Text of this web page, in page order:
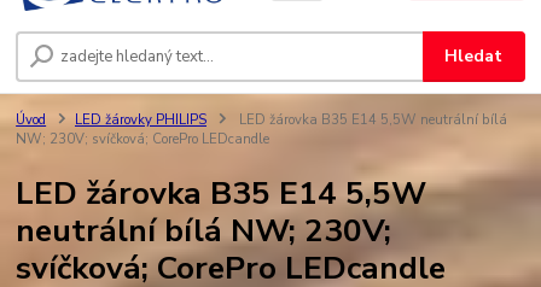
Hledat
Úvod LED žárovky PHILIPS
LED žárovka B35 E14 5,5W neutrální bílá
NW; 230V; svíčková; CorePro LEDcandle
LED žárovka B35 E14 5,5W
neutrální bílá NW; 230V;
svíčková; CorePro LEDcandle